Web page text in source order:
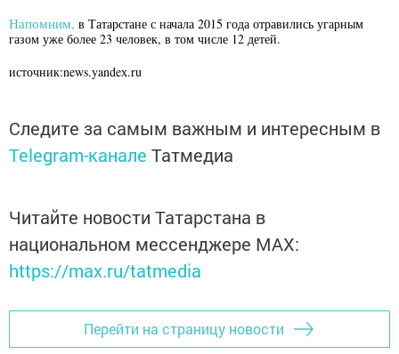
Напомним, в Татарстане с начала 2015 года отравились угарным
газом уже более 23 человек, в том числе 12 детей.
источник:news.yandeх.ru
Следите за самым важным и интересным в
Telegram-канале Татмедиа
Читайте новости Татарстана в
национальном мессенджере MАХ:
https://max.ru/tatmedia
Перейти на страницу новости